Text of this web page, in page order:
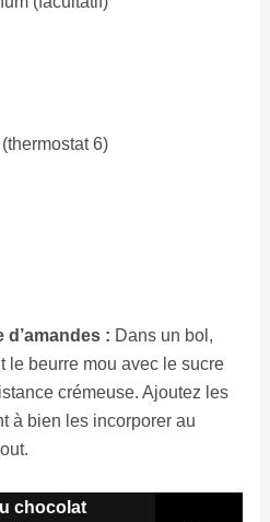
6)
d’amandes : Dans un bol,
le beurre mou avec le sucre
crémeuse. Ajoutez les
à bien les incorporer au
chocolat